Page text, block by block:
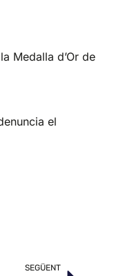
Medalla d’Or de
el
SEGÜENT